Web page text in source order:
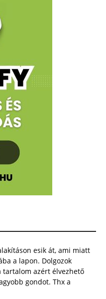
esik át, ami miatt
a lapon. Dolgozok
tartalom azért élvezhető
gondot. Thx a